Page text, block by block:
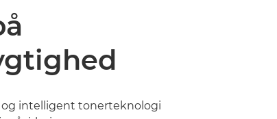
intelligent tonerteknologi